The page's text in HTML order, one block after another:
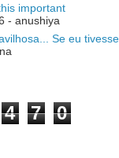
important
- anushiya
Se eu tivesse
4 7 0